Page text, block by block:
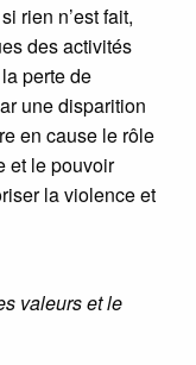
rien n’est fait,
des activités
perte de
une disparition
en cause le rôle
et le pouvoir
la violence et
valeurs et le